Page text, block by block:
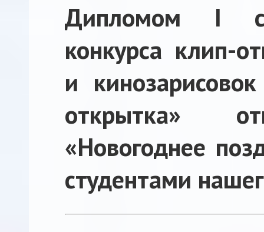
Дипломом I
конкурса клип-
и
открытка»
«Новогоднее
студентами